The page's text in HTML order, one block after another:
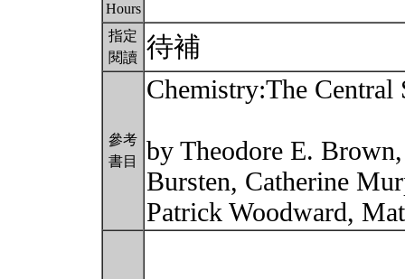
Hours
指定
閱讀 待補
參考
書目
Chemistry:The
by Theodore E.
Bursten, Catherine
Patrick Woodward,